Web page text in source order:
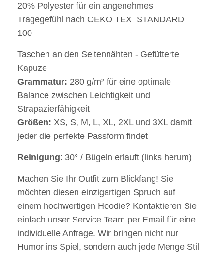
20% Polyester für ein angenehmes
Tragegefühl nach OEKO TEX STANDARD
100
Taschen an den Seitennähten - Gefütterte
Kapuze
Grammatur: 280 g/m² für eine optimale
Balance zwischen Leichtigkeit und
Strapazierfähigkeit
Größen: XS, S, M, L, XL, 2XL und 3XL damit
jeder die perfekte Passform findet
Reinigung: 30° / Bügeln erlauft (links herum)
Machen Sie Ihr Outfit zum Blickfang! Sie
möchten diesen einzigartigen Spruch auf
einem hochwertigen Hoodie? Kontaktieren Sie
einfach unser Service Team per Email für eine
individuelle Anfrage. Wir bringen nicht nur
Humor ins Spiel, sondern auch jede Menge Stil